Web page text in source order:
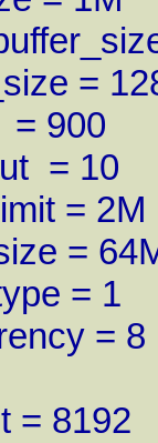
=
900
= 10
= 2M
=
= 1
= 8
8192